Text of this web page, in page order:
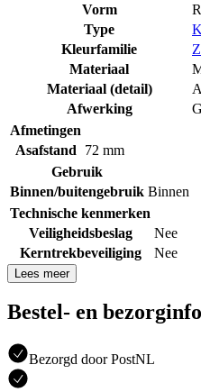
Vorm
Type
Kleurfamilie
Materiaal
Materiaal (detail)
Afwerking
Afmetingen
Asafstand
72 mm
Gebruik
Binnen/buitengebruik Binnen
Technische kenmerken
Veiligheidsbeslag
Nee
Kerntrekbeveiliging
Nee
Lees meer
Bestel- en
Bezorgd door PostNL